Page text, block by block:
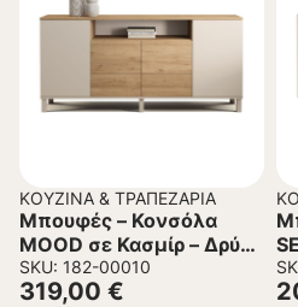
ΚΟΥΖΊΝΑ & ΤΡΑΠΕΖΑΡΊΑ
Μπουφές – Κονσόλα
MOOD σε Κασμίρ – Δρύς
χρώμα
180×44,5×82,4εκ.
SKU: 182-00010
319,00 €